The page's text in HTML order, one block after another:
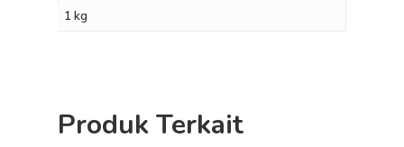
1 kg
Produk Terkait